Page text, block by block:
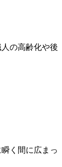
の高齢化や後
く間に広まっ